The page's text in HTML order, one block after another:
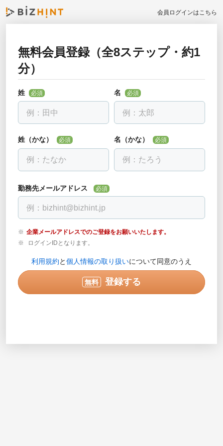
会員ログインはこちら
無料会員登録（全8ステップ・約1
分）
姓 必須 名 必須
姓（かな） 必須 名（かな） 必須
勤務先メールアドレス 必須
企業メールアドレスでのご登録をお願いいたします。
ログインIDとなります。
利用規約と個人情報の取り扱いについて同意のうえ
無料 登録する
お勤め先について教えて下さい
全ての項目を入力して下さい
勤務先名
必須
会社名を入力し、下に出る候補を選んでください。見つからない場合
部署・役職正式名称 必須
的の電話ではありません。
い。入力例で示されている番号は使用できません。
戻る